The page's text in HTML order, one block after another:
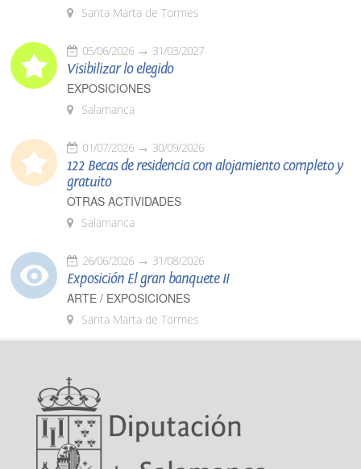
Santa Marta de Tormes
05/06/2026 31/03/2027
Visibilizar lo elegido
EXPOSICIONES
Salamanca
01/07/2026 30/09/2026
122 Becas de residencia con alojamiento completo y
gratuito
OTRAS ACTIVIDADES
Salamanca
26/06/2026 31/08/2026
Exposición El gran banquete II
ARTE / EXPOSICIONES
Santa Marta de Tormes